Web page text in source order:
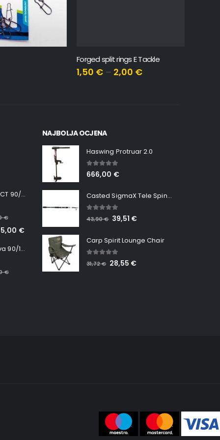
Forged split rings E Tackle
–2,00€
Minn Kota RT INSTINCT 90/115 WR QUEST
€
€
Minn Kota RT Terrova 90/115 WR QUEST
€
NAJBOLJA OCJENA
Haswing Protruar 2.0
5.00 out of 5
666,00 €
Casted SigmaX Tele Spin, 300cm, 40-80gr
out of 5
43,90€ 39,51 €
Carp Spirit Lounge Chair
out of 5
31,72€ 28,55 €